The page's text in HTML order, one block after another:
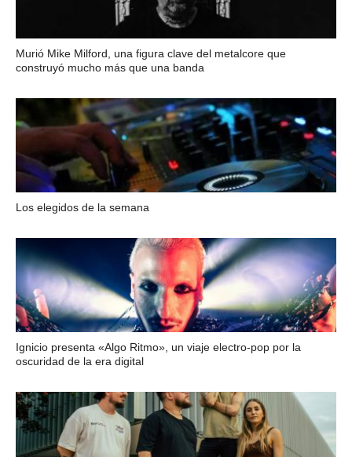
Murió Mike Milford, una figura clave del metalcore que
construyó mucho más que una banda
Los elegidos de la semana
Ignicio presenta «Algo Ritmo», un viaje electro-pop por la
oscuridad de la era digital